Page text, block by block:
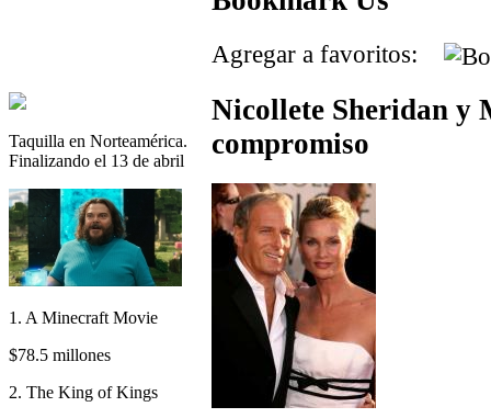
Taquilla en Norteamérica.
Finalizando el 13 de abril
1. A Minecraft Movie
$78.5 millones
2. The King of Kings
Agregar a favoritos:
Nicollete Sheridan y
compromiso